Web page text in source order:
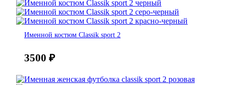
Именной костюм Classik sport 2
3500 ₽